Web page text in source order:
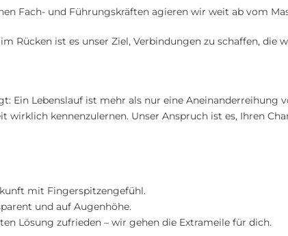
Fach- und Führungskräften agieren wir weit ab vom
Rücken ist es unser Ziel, Verbindungen zu schaffen, die
Ein Lebenslauf ist mehr als nur eine Aneinanderreihung
wirklich kennenzulernen. Unser Anspruch ist es, Ihren
mit Fingerspitzengefühl.
und auf Augenhöhe.
Lösung zufrieden – wir gehen die Extrameile für dich.